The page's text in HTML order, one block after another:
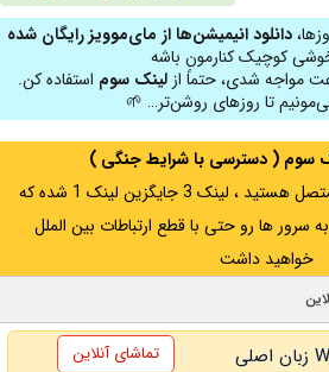
دانلود انیمیشن‌ها از مای‌موویز رایگان شده
کوچیک کنارمون باشه
مواجه شدی، حتماً از لینک سوم استفاده کن.
تا روزهای روشن‌تر… 🌱
سوم ( دسترسی با شرایط جنگی )
اگر از ایران به آدرس مخفی متصل هستید ، لینک 3 جایگزین لینک 1 شده که
ها رو حتی با قطع ارتباطات بین الملل
خواهید داشت
تماشای آنلاین